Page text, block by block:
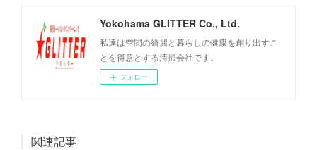
Yokohama GLITTER Co., Ltd.
私達は空間の綺麗と暮らしの健康を創り出すこ
とを得意とする清掃会社です。
フォロー
関連記事